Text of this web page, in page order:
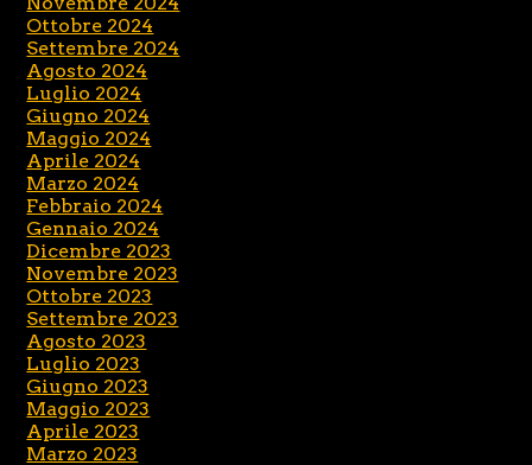
Ottobre 2024
Settembre 2024
Agosto 2024
Luglio 2024
Giugno 2024
Maggio 2024
Aprile 2024
Marzo 2024
Febbraio 2024
Gennaio 2024
Dicembre 2023
Novembre 2023
Ottobre 2023
Settembre 2023
Agosto 2023
Luglio 2023
Giugno 2023
Maggio 2023
Aprile 2023
Marzo 2023